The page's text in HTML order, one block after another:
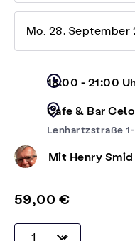
Mo, 28. September
18:00 - 21:00
Cafe & Bar
Lenhartzstraße
Mit Henry Smid
59,00 €